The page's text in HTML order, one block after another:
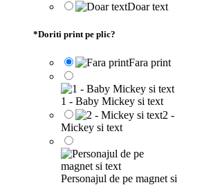
Doar text
*Doriti print pe plic?
Fara print
1 - Baby Mickey si text
2 -
Mickey si text
Personajul de pe magnet si